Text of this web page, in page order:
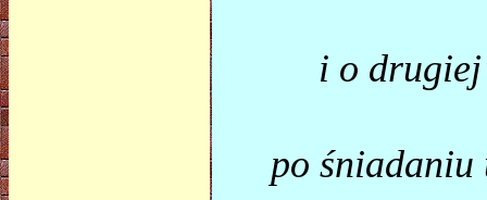
i o
po śniadaniu